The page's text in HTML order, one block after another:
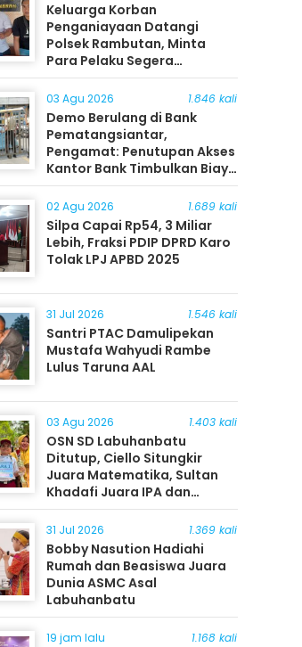
Keluarga Korban
Penganiayaan Datangi
Polsek Rambutan, Minta
Para Pelaku Segera
Ditangkap
03 Agu 2026 1.846 kali
Demo Berulang di Bank
Pematangsiantar,
Pengamat: Penutupan Akses
Kantor Bank Timbulkan Biaya
Ekonomi bagi Masyarakat
02 Agu 2026 1.689 kali
Silpa Capai Rp54, 3 Miliar
Lebih, Fraksi PDIP DPRD Karo
Tolak LPJ APBD 2025
31 Jul 2026 1.546 kali
Santri PTAC Damulipekan
Mustafa Wahyudi Rambe
Lulus Taruna AAL
03 Agu 2026 1.403 kali
OSN SD Labuhanbatu
Ditutup, Ciello Situngkir
Juara Matematika, Sultan
Khadafi Juara IPA dan
Timothy Rangkuti Juara IPS
31 Jul 2026 1.369 kali
Bobby Nasution Hadiahi
Rumah dan Beasiswa Juara
Dunia ASMC Asal
Labuhanbatu
19 jam lalu 1.168 kali